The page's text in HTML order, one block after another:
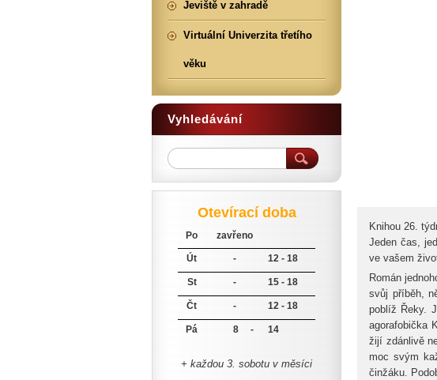
Knihou 26.
Jeden čas,
ve vašem
Román
svůj příběh,
poblíž Řeky.
agorafobička
žijí zdánlivě
moc svým
činžáku.
Jeviště v zahradě
Virtuální Univerzita třetího
věku
Vyhledávání
Otevírací doba
Po zavřeno
Út - 12 - 18
St - 15 - 18
Čt - 12 - 18
Pá 8 - 14
+ každou 3. sobotu v měsíci